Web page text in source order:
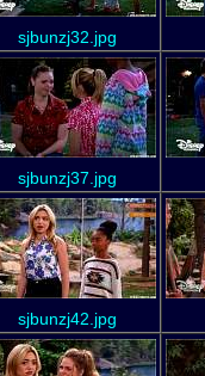
sjbunzj32.jpg
sjbunzj37.jpg
sjbunzj42.jpg